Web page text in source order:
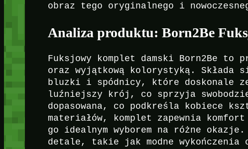
obraz tego oryginalnego i
Analiza produktu: Born2Be
Fuksjowy komplet damski Born2Be
oraz wyjątkową kolorystyką. Składa
bluzki i spódnicy, które doskonale
luźniejszy krój, co sprzyja
dopasowana, co podkreśla kobiece
materiałów, komplet zapewnia
go idealnym wyborem na różne
detale, takie jak modne wykończenia